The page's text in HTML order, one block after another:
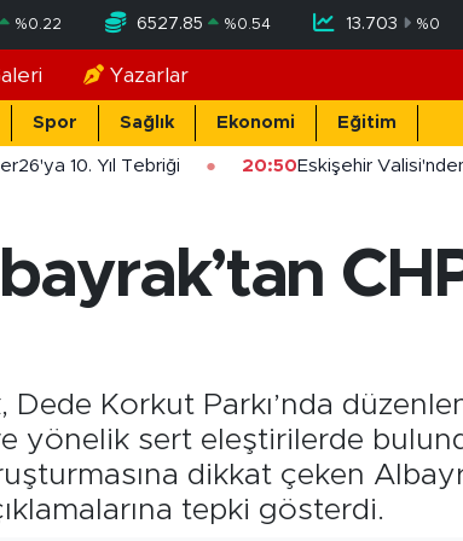
%0.22 6527.85 %0.54 13.703 %0
Yazarlar
Spor Sağlık Ekonomi Eğitim
10. Yıl Tebriği 20:50Eskişehir Valisi'nden
Korkut Parkı’nda
yönelik sert eleştirilerde
dikkat çeken
tepki gösterdi.